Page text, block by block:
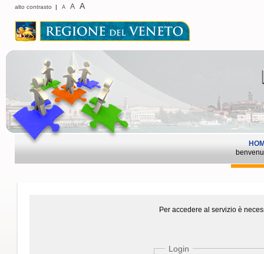
alto contrasto | A A A
Per accedere al servizio è
Login